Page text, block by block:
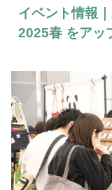
イベント情報
2025春 をアッ